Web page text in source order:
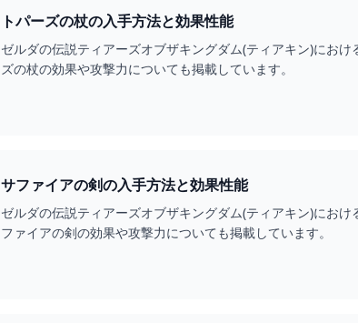
トパーズの杖の入手方法と効果性能
ゼルダの伝説ティアーズオブザキングダム(ティアキン)にお
ズの杖の効果や攻撃力についても掲載しています。
サファイアの剣の入手方法と効果性能
ゼルダの伝説ティアーズオブザキングダム(ティアキン)にお
ファイアの剣の効果や攻撃力についても掲載しています。